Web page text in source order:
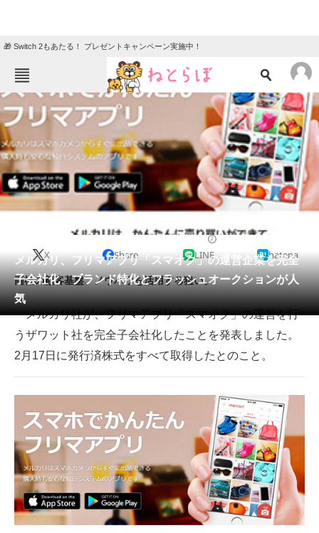
🎁 Switch 2もあたる！ プレゼントキャンペーン実施中！
ねとらぼメニュー
TOP
エンタメ クイズ
グルメ
住まい 教育・育児
リサーチ
会員記事
メディア
注目記事を集めた総合ページ
ITの今と未来を見通す
スマホと通信の最新トレンド
進化するPCとデバイスの未来
好きが集まる 比べて選べる
ビジネスと働き方のヒント
AI活用のいまが分かる
メルカリ、フリマアプリ「スマオク」の運営企業を完全
子会社化 ブランド特化とフラッシュオークションが人
気
X Share LINE hatena
両社の顧客基盤、ノウハウを活用する狙い。
メルカリ社が、フリマアプリ「スマオク」の運営を行
うザワット社を完全子会社化したことを発表しました。
2月17日に発行済株式をすべて取得したとのこと。